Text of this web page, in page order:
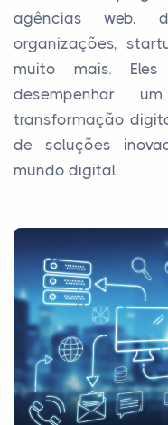
agências web,
organizações,
muito mais.
desempenhar
transformação
de soluções
mundo digital.